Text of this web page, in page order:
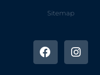
Sitemap
a
c
e
n
s
t